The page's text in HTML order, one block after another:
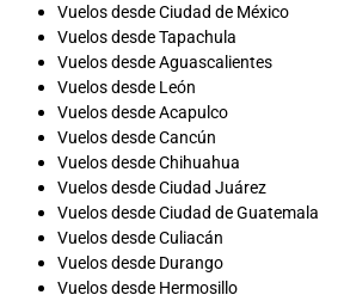
Vuelos desde Ciudad de México
Vuelos desde Tapachula
Vuelos desde Aguascalientes
Vuelos desde León
Vuelos desde Acapulco
Vuelos desde Cancún
Vuelos desde Chihuahua
Vuelos desde Ciudad Juárez
Vuelos desde Ciudad de Guatemala
Vuelos desde Culiacán
Vuelos desde Durango
Vuelos desde Hermosillo